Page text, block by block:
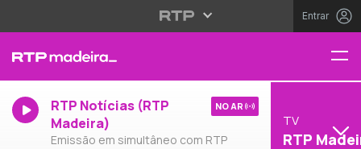
Entrar
RTP Notícias (RTP
Madeira)
Emissão em simultâneo com RTP
NO AR
TV
RTP